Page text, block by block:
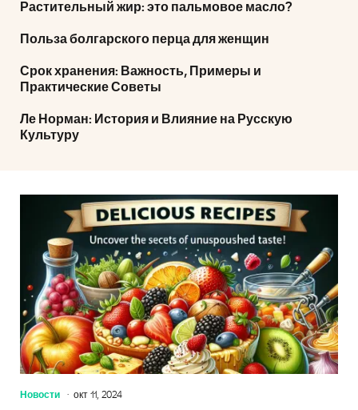
Растительный жир: это пальмовое масло?
Польза болгарского перца для женщин
Срок хранения: Важность, Примеры и
Практические Советы
Ле Норман: История и Влияние на Русскую
Культуру
Новости окт 11, 2024